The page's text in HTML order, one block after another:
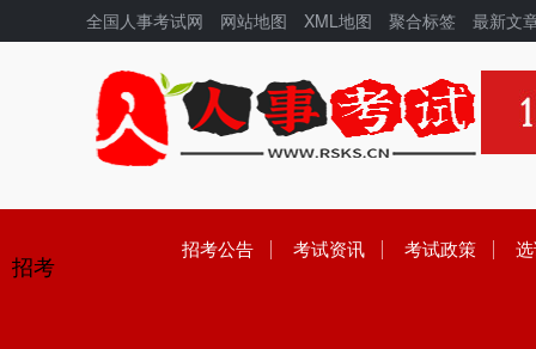
全国人事考试网 网站地图 XML地图 聚合标签 最新文
招考
招考公告 考试资讯 考试政策